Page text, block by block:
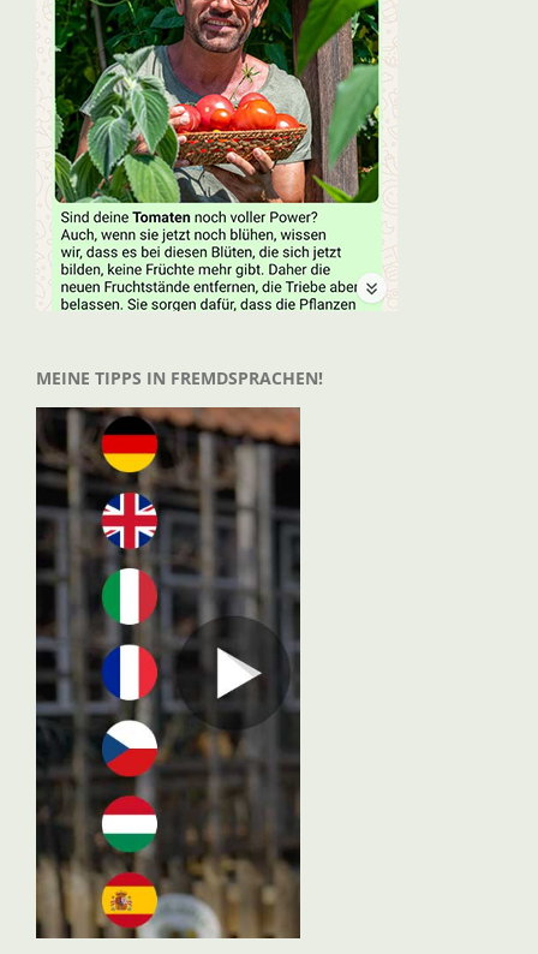
MEINE TIPPS IN FREMDSPRACHEN!